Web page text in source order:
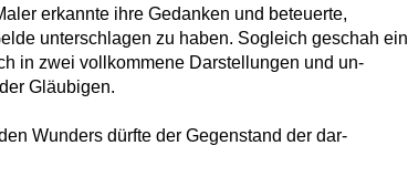
erkannte ihre Gedanken und beteuerte,
unterschlagen zu haben. Sogleich geschah ein
in zwei vollkommene Darstellungen und un-
Gläubigen.
Wunders dürfte der Gegenstand der dar-